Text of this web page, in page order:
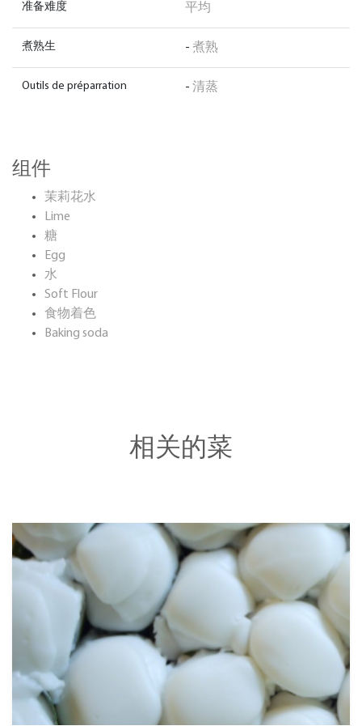
准备难度 平均
煮熟生 - 煮熟
Outils de préparration - 清蒸
组件
茉莉花水
Lime
糖
Egg
水
Soft Flour
食物着色
Baking soda
相关的菜